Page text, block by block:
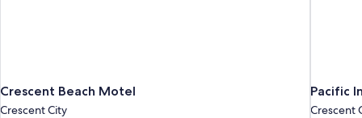
Crescent Beach Motel
Crescent City
Pacific
Crescent